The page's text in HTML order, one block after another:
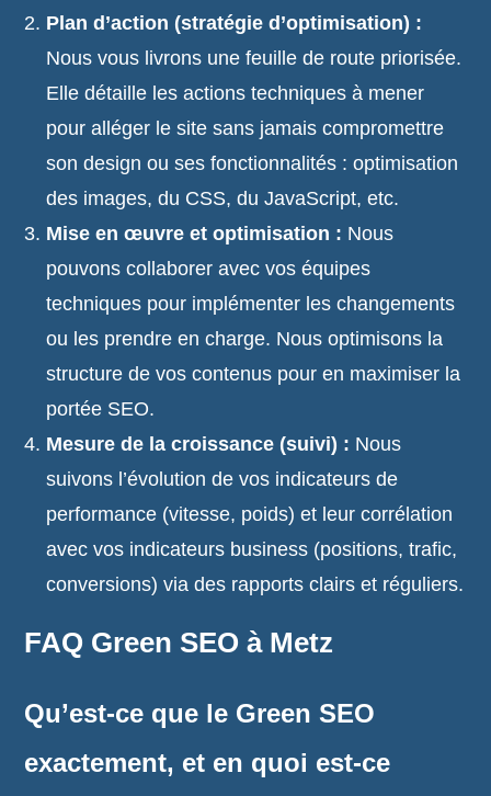
Plan d’action (stratégie d’optimisation) :
Nous vous livrons une feuille de route priorisée.
Elle détaille les actions techniques à mener
pour alléger le site sans jamais compromettre
son design ou ses fonctionnalités : optimisation
des images, du CSS, du JavaScript, etc.
Mise en œuvre et optimisation : Nous
pouvons collaborer avec vos équipes
techniques pour implémenter les changements
ou les prendre en charge. Nous optimisons la
structure de vos contenus pour en maximiser la
portée SEO.
Mesure de la croissance (suivi) : Nous
suivons l’évolution de vos indicateurs de
performance (vitesse, poids) et leur corrélation
avec vos indicateurs business (positions, trafic,
conversions) via des rapports clairs et réguliers.
FAQ Green SEO à Metz
Qu’est-ce que le Green SEO
exactement, et en quoi est-ce